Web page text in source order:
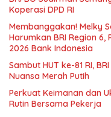
Koperasi DPD RI
Membanggakan! Melky
Harumkan BRI Region
2026 Bank Indonesia
Sambut HUT ke-81 RI,
Nuansa Merah Putih
Perkuat Keimanan dan
Rutin Bersama Pekerja